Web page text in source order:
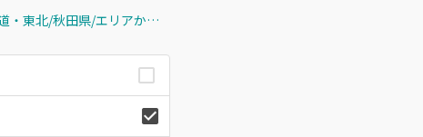
北海道・東北/秋田県/エリアから選ぶ/秋田